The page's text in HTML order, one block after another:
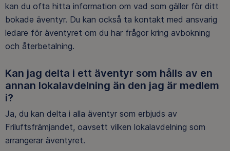
kan du ofta hitta information om vad som gäller för ditt
bokade äventyr. Du kan också ta kontakt med ansvarig
ledare för äventyret om du har frågor kring avbokning
och återbetalning.
Kan jag delta i ett äventyr som hålls av en
annan lokalavdelning än den jag är medlem
i?
Ja, du kan delta i alla äventyr som erbjuds av
Friluftsfrämjandet, oavsett vilken lokalavdelning som
arrangerar äventyret.